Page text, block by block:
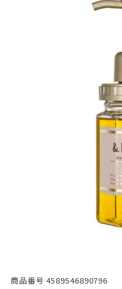
商品番号 4589546890796